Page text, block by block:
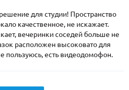
для студии! Пространство
качественное, не искажает.
вечеринки соседей больше не
расположен высоковато для
пользуюсь, есть видеодомофон.